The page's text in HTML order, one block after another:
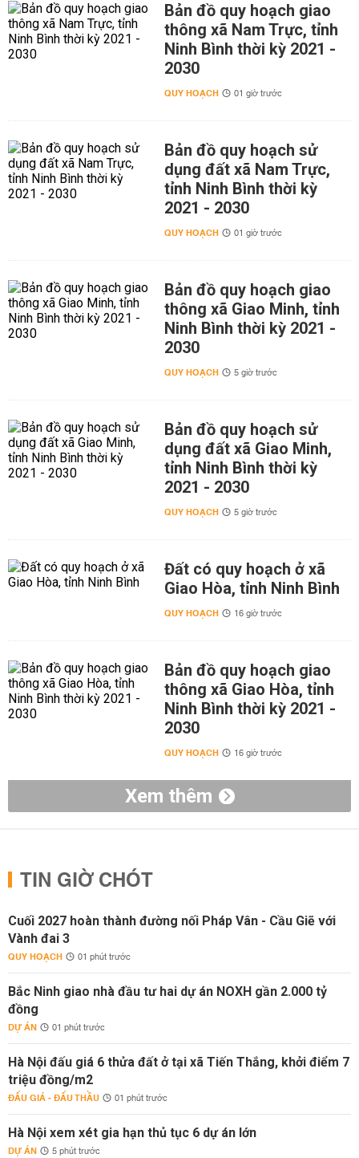
Bản đồ quy hoạch giao
thông xã Nam Trực, tỉnh
Ninh Bình thời kỳ 2021 -
2030
QUY HOẠCH 01 giờ trước
Bản đồ quy hoạch sử
dụng đất xã Nam Trực,
tỉnh Ninh Bình thời kỳ
2021 - 2030
QUY HOẠCH 01 giờ trước
Bản đồ quy hoạch giao
thông xã Giao Minh, tỉnh
Ninh Bình thời kỳ 2021 -
2030
QUY HOẠCH 5 giờ trước
Bản đồ quy hoạch sử
dụng đất xã Giao Minh,
tỉnh Ninh Bình thời kỳ
2021 - 2030
QUY HOẠCH 5 giờ trước
Đất có quy hoạch ở xã
Giao Hòa, tỉnh Ninh Bình
QUY HOẠCH 16 giờ trước
Bản đồ quy hoạch giao
thông xã Giao Hòa, tỉnh
Ninh Bình thời kỳ 2021 -
2030
QUY HOẠCH 16 giờ trước
Xem thêm
TIN GIỜ CHÓT
Cuối 2027 hoàn thành đường nối Pháp Vân - Cầu Giẽ với
Vành đai 3
QUY HOẠCH 01 phút trước
Bắc Ninh giao nhà đầu tư hai dự án NOXH gần 2.000 tỷ
đồng
DỰ ÁN 01 phút trước
Hà Nội đấu giá 6 thửa đất ở tại xã Tiến Thắng, khởi điểm 7
triệu đồng/m2
ĐẤU GIÁ - ĐẤU THẦU 01 phút trước
Hà Nội xem xét gia hạn thủ tục 6 dự án lớn
DỰ ÁN 5 phút trước